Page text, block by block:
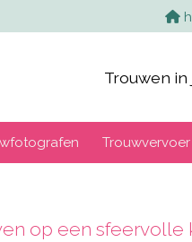
Trouwen
Trouwvervoer
op een sfeervolle